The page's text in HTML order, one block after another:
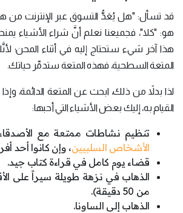
قد تسأل: "هل يُعَدُّ التسوق عبر الإنترنت من
هو: "كلا"، فجميعنا نعلم أنَّ شراء الأشياء
هذا آخر شيء ستحتاج إليه في أثناء المحن؛
المتعة السطحية، فهذه المتعة ستدمِّر حياتك.
لذا بدلاً من ذلك، ابحث عن المتعة الدائمة،
القيام به، إليك بعض الأشياء التي أحبها:
تنظيم نشاطات ممتعة مع الأصدقاء
الأشخاص السلبيين، وإن كانوا أحد
قضاء يوم كامل في قراءة كتاب جيد.
الذهاب في نزهة طويلة سيراً على
من 50 دقيقة).
الذهاب إلى الساونا.